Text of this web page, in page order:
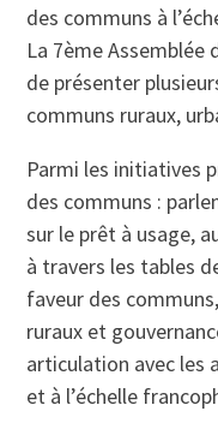
des communs à
La 7ème
de présenter
communs ruraux,
Parmi les initiatives
des communs :
sur le prêt à usage,
à travers les tables
faveur des
ruraux et
articulation avec les
et à l’échelle